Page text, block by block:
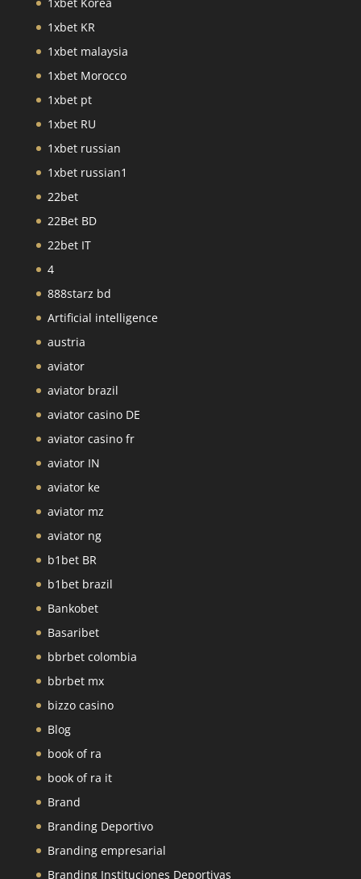
1xbet KR
1xbet malaysia
1xbet Morocco
1xbet pt
1xbet RU
1xbet russian
1xbet russian1
22bet
22Bet BD
22bet IT
4
888starz bd
Artificial intelligence
austria
aviator
aviator brazil
aviator casino DE
aviator casino fr
aviator IN
aviator ke
aviator mz
aviator ng
b1bet BR
b1bet brazil
Bankobet
Basaribet
bbrbet colombia
bbrbet mx
bizzo casino
Blog
book of ra
book of ra it
Brand
Branding Deportivo
Branding empresarial
Branding Instituciones Deportivas